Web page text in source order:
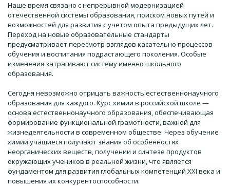
Наше время связано с непрерывной модернизацией
отечественной системы образования, поиском новых путей и
возможностей для развития с учетом опыта предыдущих лет.
Переход на новые образовательные стандарты
предусматривает пересмотр взглядов касательно процессов
обучения и воспитания подрастающего поколения. Особые
изменения затрагивают систему именно школьного
образования.
Сегодня невозможно отрицать важность естественнонаучного
образования для каждого. Курс химии в российской школе —
основа естественнонаучного образования, обеспечивающая
формирование функциональной грамотности, важной для
жизнедеятельности в современном обществе. Через обучение
химии учащиеся получают знания об особенностях
неорганических веществ, получении и синтезе продуктов
окружающих учеников в реальной жизни, что является
фундаментом для развития глобальных компетенций ХХІ века и
повышения их конкурентоспособности.